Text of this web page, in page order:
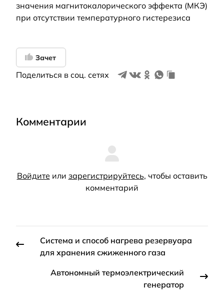
значения магнитокалорического эффекта (МКЭ)
при отсутствии температурного гистерезиса
Зачет
Поделиться в соц. сетях
Комментарии
Войдите или зарегистрируйтесь, чтобы оставить
комментарий
Система и способ нагрева резервуара
для хранения сжиженного газа
Автономный термоэлектрический
генератор